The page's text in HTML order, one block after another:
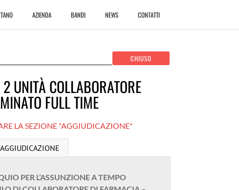
AZIENDA BANDI NEWS CONTATTI
UNITÀ COLLABORATORE
FULL TIME
LA SEZIONE "AGGIUDICAZIONE"
AGGIUDICAZIONE
PER L’ASSUNZIONE A TEMPO